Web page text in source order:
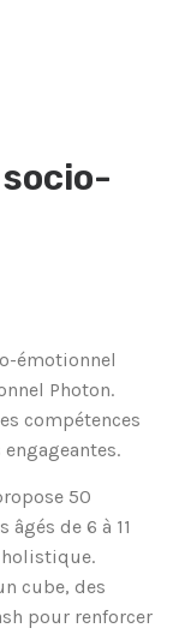
émotionnel
Photon.
compétences
50
de 6 à 11
cube, des
pour renforcer